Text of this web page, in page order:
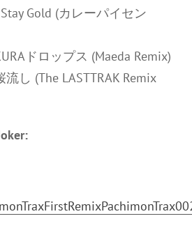
Gold (カレーパイセン
ドロップス (Maeda Remix)
流し (The LASTTRAK Remix